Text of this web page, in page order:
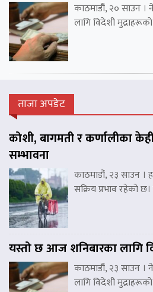
काठमाडौं, २० साउन ।
लागि विदेशी
ताजा अपडेट
कोशी, बागमती र कर्णालीका
सम्भावना
काठमाडौं, २३ साउन
सक्रिय प्रभाव रहेको
यस्तो छ आज शनिबारका लागि
काठमाडौं, २३ साउन ।
लागि विदेशी